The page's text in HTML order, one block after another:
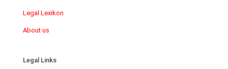
Legal Lexikon
About us
Legal Links